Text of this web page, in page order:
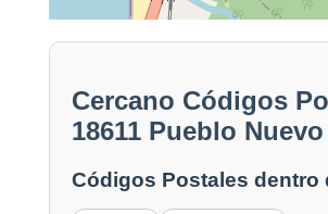
Cercano Códigos
18611 Pueblo Nuevo
Códigos Postales dentro